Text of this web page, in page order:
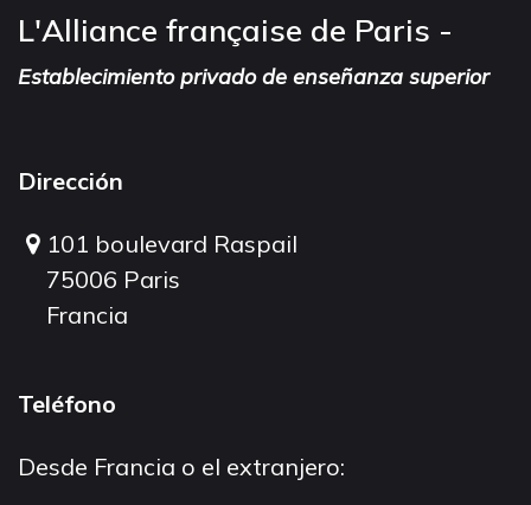
L'Alliance française de Paris -
Establecimiento privado de enseñanza superior
Dirección
101 boulevard Raspail
75006 Paris
Francia
Teléfono
Desde Francia o el extranjero: